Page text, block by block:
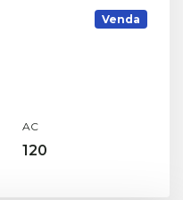
Venda
AC
120